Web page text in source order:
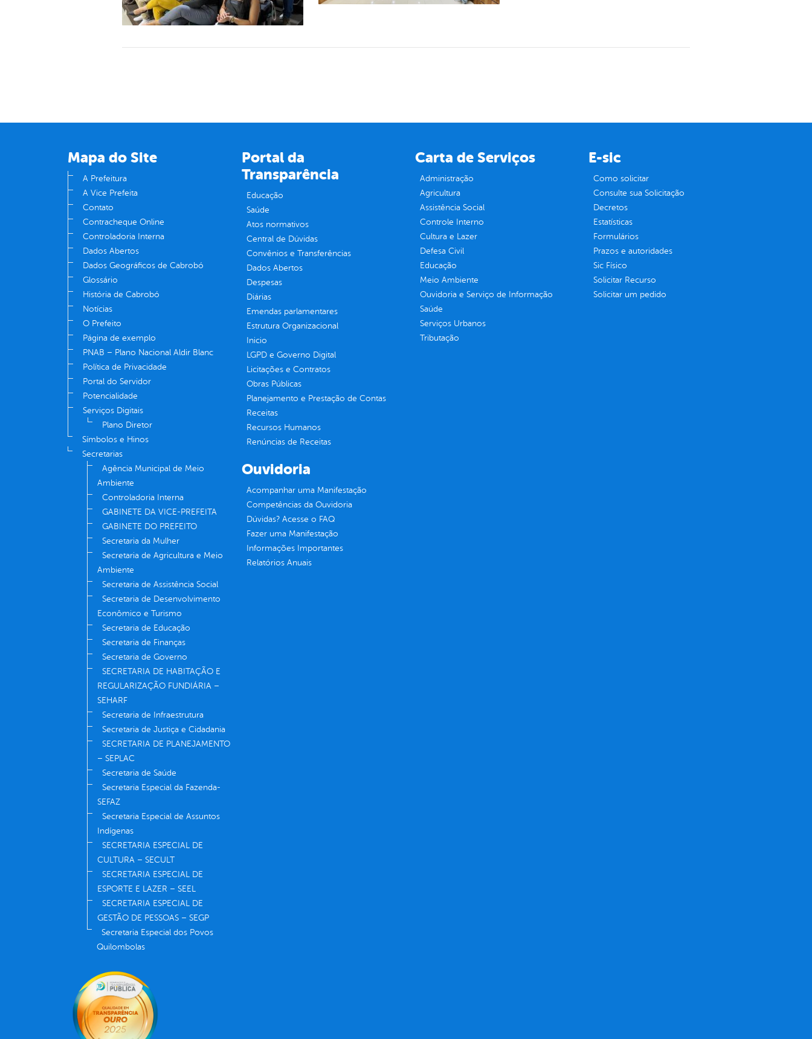
Mapa do Site
A Prefeitura
A Vice Prefeita
Contato
Contracheque Online
Controladoria Interna
Dados Abertos
Dados Geográficos de Cabrobó
Glossário
História de Cabrobó
Notícias
O Prefeito
Página de exemplo
PNAB – Plano Nacional Aldir Blanc
Política de Privacidade
Portal do Servidor
Potencialidade
Serviços Digitais
Plano Diretor
Símbolos e Hinos
Secretarias
Agência Municipal de Meio
Ambiente
Controladoria Interna
GABINETE DA VICE-PREFEITA
GABINETE DO PREFEITO
Secretaria da Mulher
Secretaria de Agricultura e Meio
Ambiente
Secretaria de Assistência Social
Secretaria de Desenvolvimento
Econômico e Turismo
Secretaria de Educação
Secretaria de Finanças
Secretaria de Governo
SECRETARIA DE HABITAÇÃO E
REGULARIZAÇÃO FUNDIÁRIA –
SEHARF
Secretaria de Infraestrutura
Secretaria de Justiça e Cidadania
SECRETARIA DE PLANEJAMENTO
– SEPLAC
Secretaria de Saúde
Secretaria Especial da Fazenda-
SEFAZ
Secretaria Especial de Assuntos
Indígenas
SECRETARIA ESPECIAL DE
CULTURA – SECULT
SECRETARIA ESPECIAL DE
ESPORTE E LAZER – SEEL
SECRETARIA ESPECIAL DE
GESTÃO DE PESSOAS – SEGP
Secretaria Especial dos Povos
Quilombolas
Portal da
Transparência
Educação
Saúde
Atos normativos
Central de Dúvidas
Convênios e Transferências
Dados Abertos
Despesas
Diárias
Emendas parlamentares
Estrutura Organizacional
Inicio
LGPD e Governo Digital
Licitações e Contratos
Obras Públicas
Planejamento e Prestação de Contas
Receitas
Recursos Humanos
Renúncias de Receitas
Carta de Serviços
Administração
Agricultura
Assistência Social
Controle Interno
Cultura e Lazer
Defesa Civil
Educação
Meio Ambiente
Ouvidoria e Serviço de Informação
Saúde
Serviços Urbanos
Tributação
E-sic
Como solicitar
Consulte sua Solicitação
Decretos
Estatísticas
Formulários
Prazos e autoridades
Sic Físico
Solicitar Recurso
Solicitar um pedido
Ouvidoria
Acompanhar uma Manifestação
Competências da Ouvidoria
Dúvidas? Acesse o FAQ
Fazer uma Manifestação
Informações Importantes
Relatórios Anuais